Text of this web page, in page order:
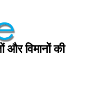
और विमानों की